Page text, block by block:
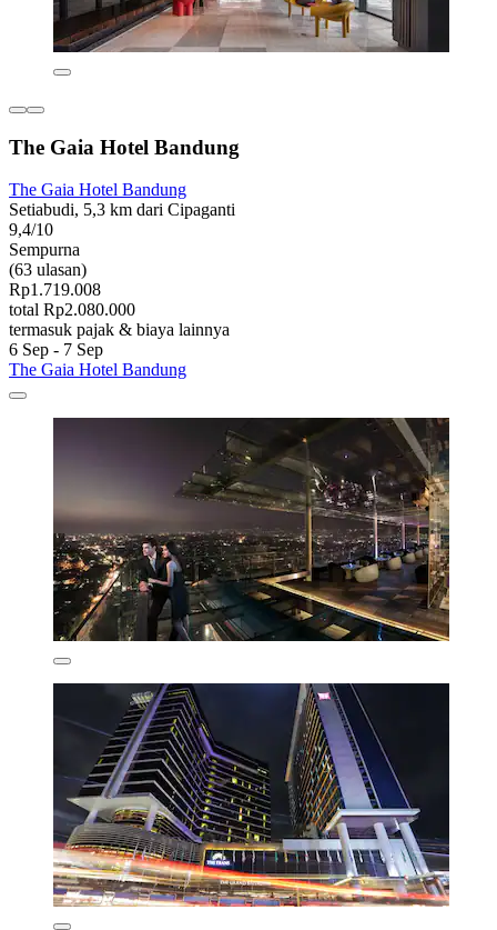
The Gaia Hotel Bandung
The Gaia Hotel Bandung
Setiabudi, 5,3 km dari Cipaganti
9,4/10
Sempurna
(63 ulasan)
Rp1.719.008
total Rp2.080.000
termasuk pajak & biaya lainnya
6 Sep - 7 Sep
The Gaia Hotel Bandung